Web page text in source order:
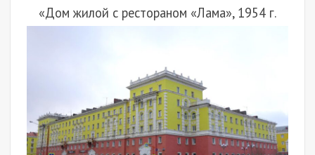
«Дом жилой с рестораном «Лама», 1954 г.